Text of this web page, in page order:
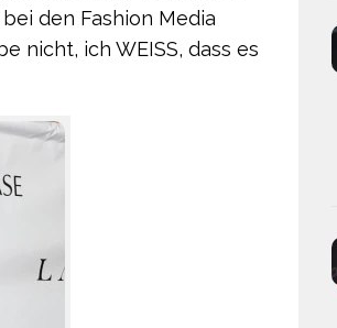
den Fashion Media
nicht, ich WEISS, dass es